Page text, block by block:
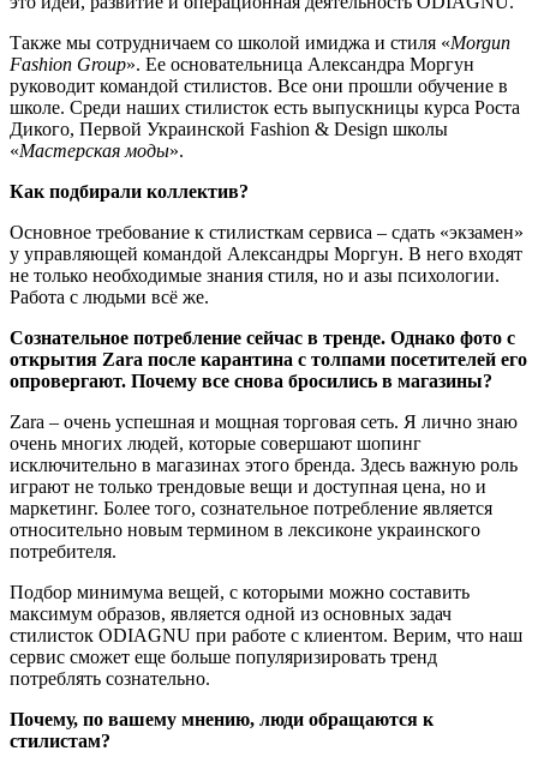
Также мы сотрудничаем со школой имиджа и стиля «Morgun
Fashion Group». Ее основательница Александра Моргун
руководит командой стилистов. Все они прошли обучение в
школе. Среди наших стилисток есть выпускницы курса Роста
Дикого, Первой Украинской Fashion & Design школы
«Мастерская моды».
Как подбирали коллектив?
Основное требование к стилисткам сервиса – сдать «экзамен»
у управляющей командой Александры Моргун. В него входят
не только необходимые знания стиля, но и азы психологии.
Работа с людьми всё же.
Сознательное потребление сейчас в тренде. Однако фото с
открытия Zara после карантина с толпами посетителей его
опровергают. Почему все снова бросились в магазины?
Zara – очень успешная и мощная торговая сеть. Я лично знаю
очень многих людей, которые совершают шопинг
исключительно в магазинах этого бренда. Здесь важную роль
играют не только трендовые вещи и доступная цена, но и
маркетинг. Более того, сознательное потребление является
относительно новым термином в лексиконе украинского
потребителя.
Подбор минимума вещей, с которыми можно составить
максимум образов, является одной из основных задач
стилисток ODIAGNU при работе с клиентом. Верим, что наш
сервис сможет еще больше популяризировать тренд
потреблять сознательно.
Почему, по вашему мнению, люди обращаются к
стилистам?